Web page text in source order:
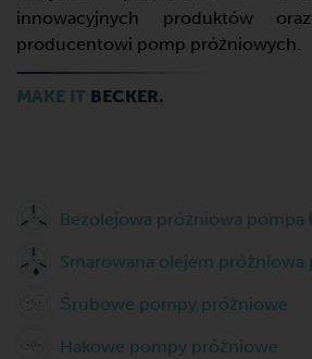
innowacyjnych produktów
producentowi pomp próżniowych.
MAKE IT BECKER.
Bezolejowa próżniowa pompa
Smarowana olejem próżniowa
Śrubowe pompy próżniowe
Hakowe pompy próżniowe